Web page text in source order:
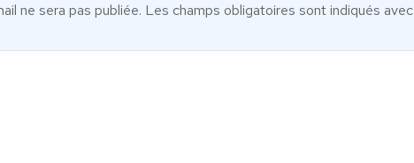
ne sera pas publiée. Les champs obligatoires sont indiqués avec